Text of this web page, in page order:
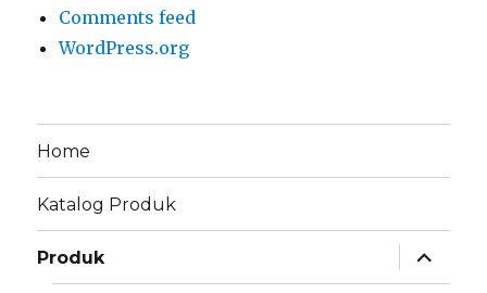
Comments feed
WordPress.org
Home
Katalog Produk
Produk
expand
child
menu